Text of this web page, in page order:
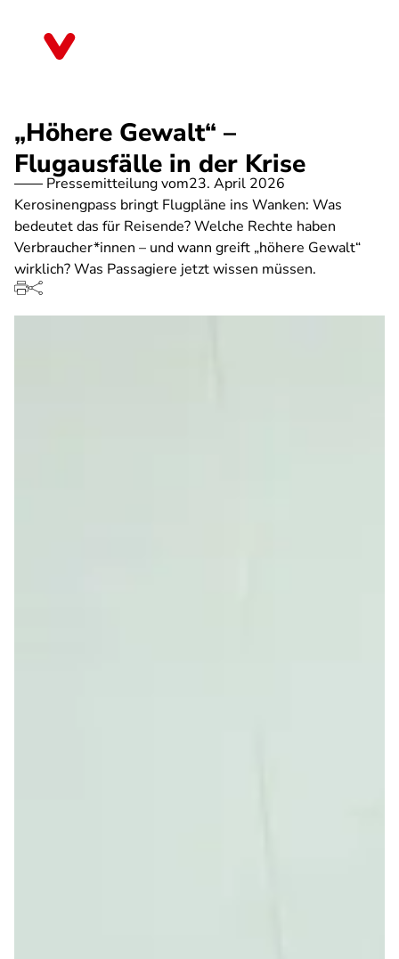
„Höhere Gewalt“ –
Flugausfälle in der Krise
Pressemitteilung vom23. April 2026
Kerosinengpass bringt Flugpläne ins Wanken: Was
bedeutet das für Reisende? Welche Rechte haben
Verbraucher*innen – und wann greift „höhere Gewalt“
wirklich? Was Passagiere jetzt wissen müssen.